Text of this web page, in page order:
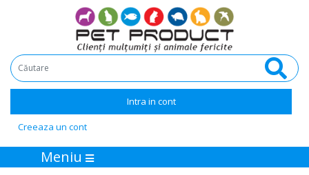
Intra in cont
Creeaza un cont
Meniu